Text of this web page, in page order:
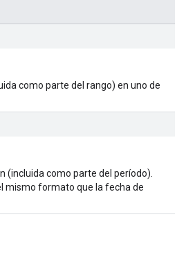
como parte del rango) en uno de
(incluida como parte del período).
mismo formato que la fecha de